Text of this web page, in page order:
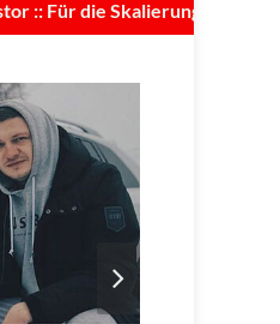
die Skalierung des Projekts